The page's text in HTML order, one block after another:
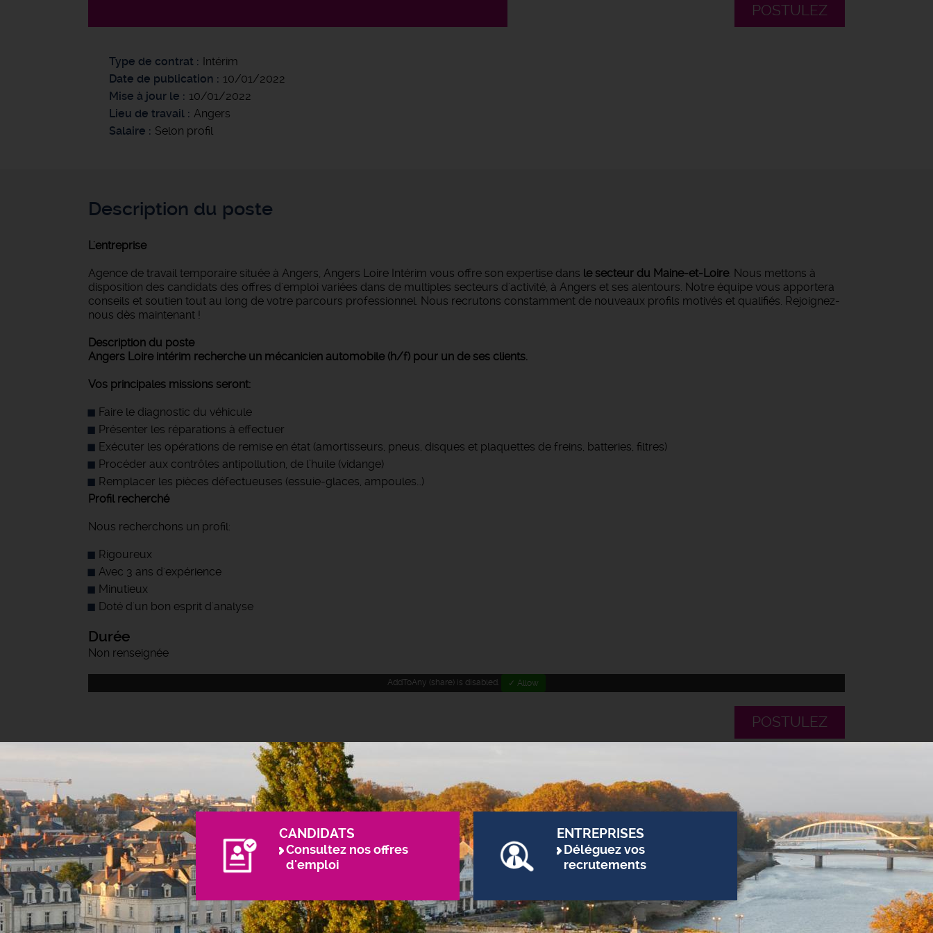
POSTULEZ
Type de contrat
Intérim
Date de publication
10/01/2022
Mise à jour le
10/01/2022
Lieu de travail
Angers
Salaire
Selon profil
Description du poste
L'entreprise
Agence de travail temporaire située à Angers, Angers Loire Intérim vous offre son expertise dans le secteur du Maine-et-Loire. Nous mettons à
disposition des candidats des offres d'emploi variées dans de multiples secteurs d'activité, à Angers et ses alentours. Notre équipe vous apportera
conseils et soutien tout au long de votre parcours professionnel. Nous recrutons constamment de nouveaux profils motivés et qualifiés. Rejoignez-
nous dès maintenant !
Description du poste
Angers Loire intérim recherche un mécanicien automobile (h/f) pour un de ses clients.
Vos principales missions seront:
Faire le diagnostic du véhicule
Présenter les réparations à effectuer
Exécuter les opérations de remise en état (amortisseurs, pneus, disques et plaquettes de freins, batteries, filtres)
Procéder aux contrôles antipollution, de l’huile (vidange)
Remplacer les pièces défectueuses (essuie-glaces, ampoules…)
Profil recherché
Nous recherchons un profil:
Rigoureux
Avec 3 ans d'expérience
Minutieux
Doté d'un bon esprit d'analyse
Durée
Non renseignée
AddToAny (share) is disabled. ✓ Allow
POSTULEZ
CANDIDATS
Consultez nos offres
d'emploi
ENTREPRISES
Déléguez vos
recrutements